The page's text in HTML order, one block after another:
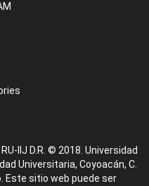
IIJ D.R. © 2018. Universidad
Universitaria, Coyoacán, C.
Este sitio web puede ser